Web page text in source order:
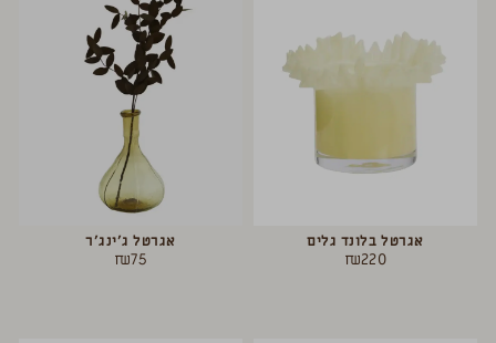
אגרטל בלונד גלים
₪220
אגרטל ג’ינג’ר
₪75